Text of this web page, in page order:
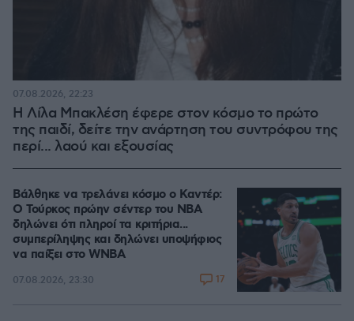
Η Λίλα Μπακλέση έφερε στον κόσμο το πρώτο
της παιδί, δείτε την ανάρτηση του συντρόφου της
περί... λαού και εξουσίας
07.08.2026, 22:23
Βάλθηκε να τρελάνει κόσμο ο Καντέρ:
Ο Τούρκος πρώην σέντερ του NBA
δηλώνει ότι πληροί τα κριτήρια...
συμπερίληψης και δηλώνει υποψήφιος
να παίξει στο WNBA
07.08.2026, 23:30 17